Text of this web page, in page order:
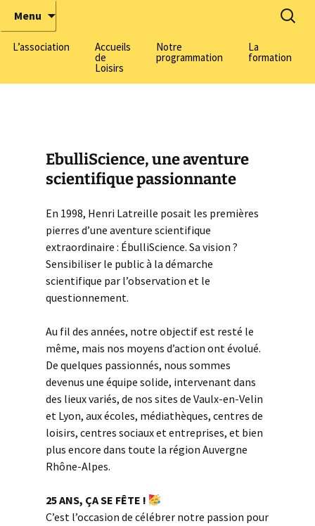
ÉbulliScience
Tous chercheurs, toutes chercheuses !
Menu
L’association
L’équipe Découvrez notre équipe
Labomobils
Parcours Scientifiques
Parlons Sciences, le
podcast de la médiation
scientifique
Nous soutenir
Accueils
de
Loisirs
7)
Centre Herriot
Inscriptions
Notre
programmation
La
formation
EbulliScience, une aventure
scientifique passionnante
En 1998, Henri Latreille posait les premières
pierres d’une aventure scientifique
extraordinaire : ÉbulliScience. Sa vision ?
Sensibiliser le public à la démarche
scientifique par l’observation et le
questionnement.
Au fil des années, notre objectif est resté le
même, mais nos moyens d’action ont évolué.
De quelques passionnés, nous sommes
devenus une équipe solide, intervenant dans
des lieux variés, de nos sites de Vaulx-en-Velin
et Lyon, aux écoles, médiathèques, centres de
loisirs, centres sociaux et entreprises, et bien
plus encore dans toute la région Auvergne
Rhône-Alpes.
25 ANS, ÇA SE FÊTE !
C’est l’occasion de célébrer notre passion pour